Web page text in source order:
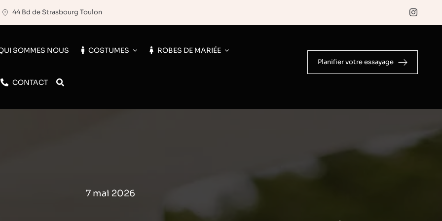
44 Bd de Strasbourg Toulon
SOMMES NOUS COSTUMES ROBES DE MARIÉE
CONTACT
Planifier votre essayage
7 mai 2026